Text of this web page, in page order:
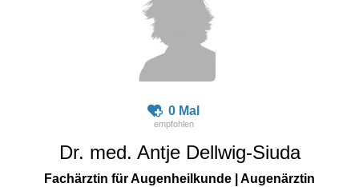
0 Mal
Dr. med. Antje Dellwig-Siuda
Fachärztin für Augenheilkunde | Augenärztin